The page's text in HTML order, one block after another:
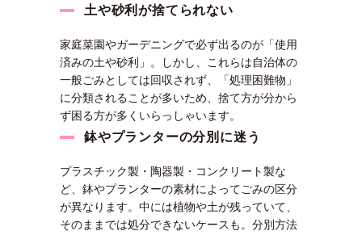
土や砂利が捨てられない
家庭菜園やガーデニングで必ず出るのが「使用
済みの土や砂利」。しかし、これらは自治体の
一般ごみとしては回収されず、「処理困難物」
に分類されることが多いため、捨て方が分から
ず困る方が多くいらっしゃいます。
鉢やプランターの分別に迷う
プラスチック製・陶器製・コンクリート製な
ど、鉢やプランターの素材によってごみの区分
が異なります。中には植物や土が残っていて、
そのままでは処分できないケースも。分別方法